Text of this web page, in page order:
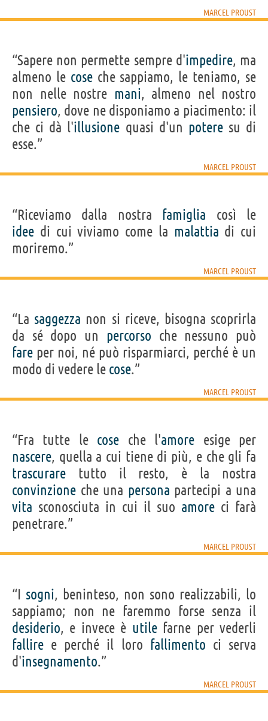
MARCEL PROUST
“Sapere non permette sempre d'impedire, ma
almeno le coseche sappiamo, le teniamo, se
non nelle nostre mani, almeno nel nostro
pensiero, dove ne disponiamo a piacimento: il
che ci dà l'illusione quasi d'un poteresu di
esse.”
MARCEL PROUST
“Riceviamo dalla nostra famiglia così le
idee di cui viviamo come la malattia di cui
moriremo.”
MARCEL PROUST
“La saggezza non si riceve, bisogna scoprirla
da sé dopo un percorso che nessuno può
fare per noi, né può risparmiarci, perché è un
modo di vedere le cose.”
MARCEL PROUST
“Fra tutte le cose che l'amore esige per
nascere, quella a cui tiene di più, e che gli fa
trascurare tutto il resto, è la nostra
convinzione che una persona partecipi a una
vita sconosciuta in cui il suo amore ci farà
penetrare.”
MARCEL PROUST
“I sogni, beninteso, non sono realizzabili, lo
sappiamo; non ne faremmo forse senza il
desiderio, e invece è utilefarne per vederli
fallire e perché il loro fallimento ci serva
d'insegnamento.”
MARCEL PROUST